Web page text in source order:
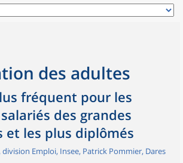
des adultes
fréquent pour les
des grandes
et les plus diplômés
division Emploi, Insee, Patrick Pommier, Dares